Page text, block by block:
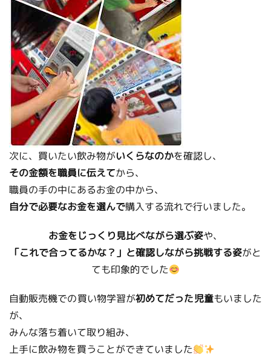
次に、買いたい飲み物がいくらなのかを確認し、
その金額を職員に伝えてから、
職員の手の中にあるお金の中から、
自分で必要なお金を選んで購入する流れで行いました。
お金をじっくり見比べながら選ぶ姿や、
「これで合ってるかな？」と確認しながら挑戦する姿がと
ても印象的でした
自動販売機での買い物学習が初めてだった児童もいました
が、
みんな落ち着いて取り組み、
上手に飲み物を買うことができていました